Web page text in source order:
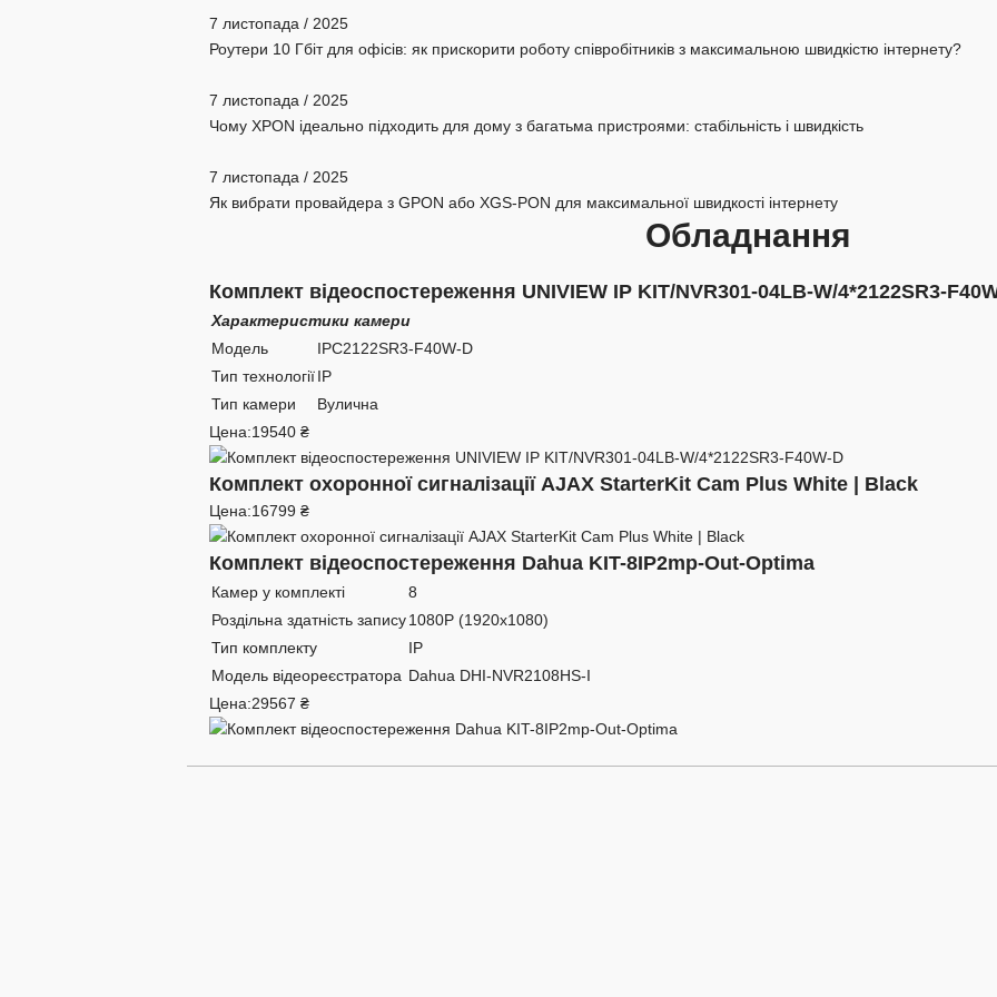
7 листопада / 2025
Роутери 10 Гбіт для офісів: як прискорити роботу співробітників з максимальною швидкістю інтернету?
7 листопада / 2025
Чому XPON ідеально підходить для дому з багатьма пристроями: стабільність і швидкість
7 листопада / 2025
Як вибрати провайдера з GPON або XGS-PON для максимальної швидкості інтернету
Обладнання
Комплект відеоспостереження UNIVIEW IP KIT/NVR301-04LB-W/4*2122SR3-
Характеристики камери
Модель
IPC2122SR3-F40W-D
Тип технологіїIP
Тип камери
Вулична
Цена:19540 ₴
Комплект охоронної сигналізації AJAX StarterKit Cam Plus White | Black
Цена:16799 ₴
Комплект відеоспостереження Dahua KIT-8IP2mp-Out-Optima
Камер у комплекті
8
Роздільна здатність запису1080P (1920x1080)
Тип комплекту
IP
Модель відеореєстратора Dahua DHI-NVR2108HS-I
Цена:29567 ₴